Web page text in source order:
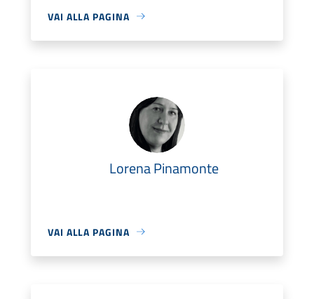
VAI ALLA PAGINA
Lorena Pinamonte
VAI ALLA PAGINA